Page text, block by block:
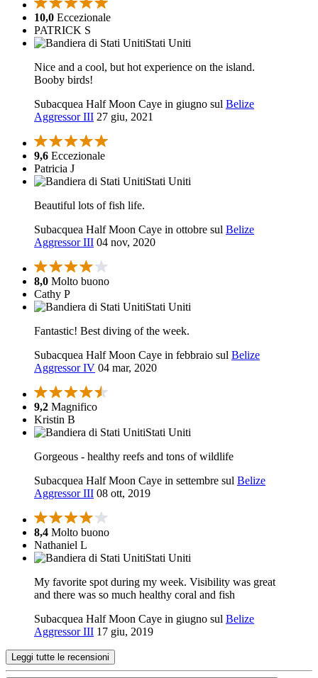
10,0 Eccezionale
PATRICK S
Stati Uniti
Nice and a cool, but hot experience on the island.
Booby birds!
Subacquea Half Moon Caye in giugno sul Belize
Aggressor III 27 giu, 2021
9,6 Eccezionale
Patricia J
Stati Uniti
Beautiful lots of fish life.
Subacquea Half Moon Caye in ottobre sul Belize
Aggressor III 04 nov, 2020
8,0 Molto buono
Cathy P
Stati Uniti
Fantastic! Best diving of the week.
Subacquea Half Moon Caye in febbraio sul Belize
Aggressor IV 04 mar, 2020
9,2 Magnifico
Kristin B
Stati Uniti
Gorgeous - healthy reefs and tons of wildlife
Subacquea Half Moon Caye in settembre sul Belize
Aggressor III 08 ott, 2019
8,4 Molto buono
Nathaniel L
Stati Uniti
My favorite spot during my week. Visibility was great
and there was so much healthy coral and fish
Subacquea Half Moon Caye in giugno sul Belize
Aggressor III 17 giu, 2019
Leggi tutte le recensioni